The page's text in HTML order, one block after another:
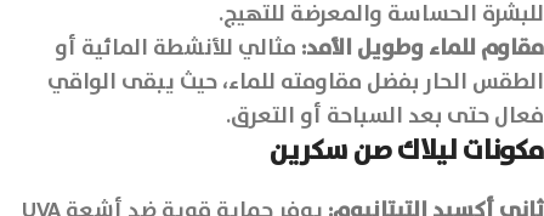
للبشرة الحساسة والمعرضة للتهيج.
مقاوم للماء وطويل الأمد: مثالي للأنشطة المائية أو
الطقس الحار بفضل مقاومته للماء، حيث يبقى الواقي
فعال حتى بعد السباحة أو التعرق.
مكونات ليلاك صن سكرين